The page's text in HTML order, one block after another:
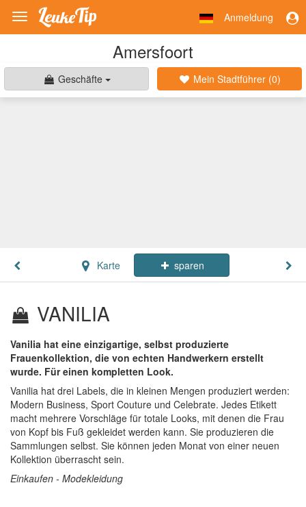
Toggle
navigation
Anmeldung
Amersfoort
Geschäfte Mein Stadtführer (0)
Karte sparen
VANILIA
Vanilia hat eine einzigartige, selbst produzierte
Frauenkollektion, die von echten Handwerkern erstellt
wurde. Für einen kompletten Look.
Vanilia hat drei Labels, die in kleinen Mengen produziert werden:
Modern Business, Sport Couture und Celebrate. Jedes Etikett
macht mehrere Vorschläge für totale Looks, mit denen die Frau
von Kopf bis Fuß gekleidet werden kann. Sie produzieren die
Sammlungen selbst. Sie können jeden Monat von einer neuen
Kollektion überrascht sein.
Einkaufen - Modekleidung